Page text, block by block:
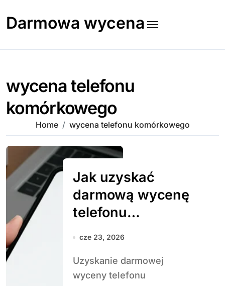
content
Darmowa wycena
wycena telefonu
komórkowego
Home wycena telefonu komórkowego
Jak uzyskać
darmową wycenę
telefonu
komórkowego
cze 23, 2026
Uzyskanie darmowej
wyceny telefonu